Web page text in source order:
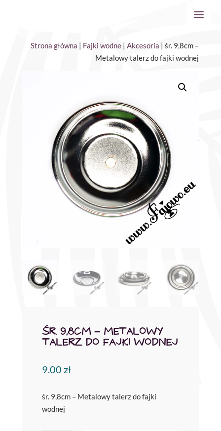
Strona główna | Fajki wodne |Akcesoria | śr. 9,8cm –
Metalowy talerz do fajki wodnej
ŚR. 9,8CM – METALOWY
TALERZ DO FAJKI WODNEJ
9.00 zł
śr. 9,8cm – Metalowy talerz do fajki
wodnej